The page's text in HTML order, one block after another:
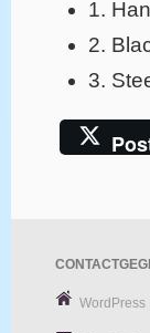
1.
2.
3.
WordPress